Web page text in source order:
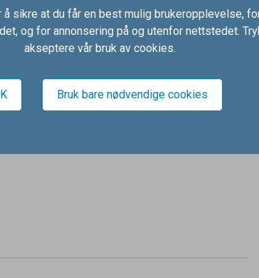
emballasje
sikre at du får en best mulig brukeropplevelse,
og for annonsering på og utenfor nettstedet.
akseptere vår bruk av cookies.
Bruk bare nødvendige cookies